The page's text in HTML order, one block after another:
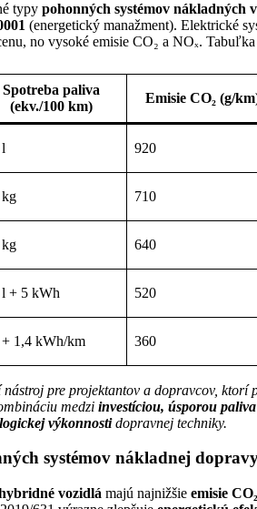
typy pohonných systémov nákladných
(energetický manažment). Elektrické
no vysoké emisie CO₂ a NOₓ.
Spotreba paliva
(ekv./100 km)
Emisie CO₂(g/
920
kg 710
kg 640
l + 5 kWh 520
1,4 kWh/km 360
pre projektantov a dopravcov, ktorí
medzi investíciou, úsporou
výkonnostidopravnej techniky.
systémov nákladnej
vozidlá majú najnižšie emisie CO₂